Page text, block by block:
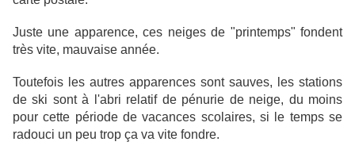
Juste une apparence, ces neiges de "printemps" fondent
très vite, mauvaise année.
Toutefois les autres apparences sont sauves, les stations
de ski sont à l'abri relatif de pénurie de neige, du moins
pour cette période de vacances scolaires, si le temps se
radouci un peu trop ça va vite fondre.